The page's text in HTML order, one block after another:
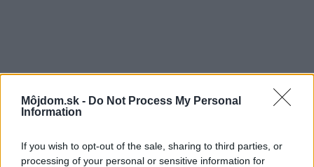
Môjdom.sk - Do Not Process My Personal
Information
If you wish to opt-out of the sale, sharing to third parties, or
processing of your personal or sensitive information for
Knihu si môžete objednať aj na www.jagastore.sk
zvýhodnenú cenu.
Kategória: Aktuality